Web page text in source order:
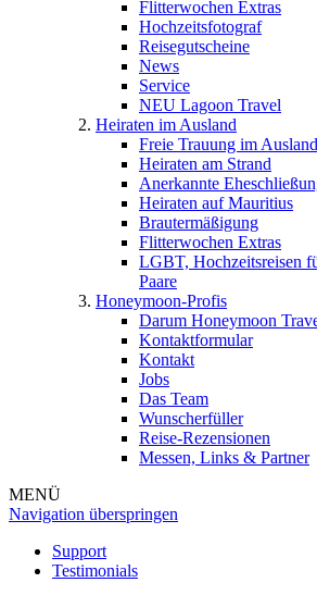
Flitterwochen Extras
Hochzeitsfotograf
Reisegutscheine
News
Service
NEU Lagoon Travel
Heiraten im Ausland
Freie Trauung im Ausland
Heiraten am Strand
Anerkannte
Heiraten auf Mauritius
Brautermäßigung
Flitterwochen Extras
LGBT, Hochzeitsreisen
Paare
Honeymoon-Profis
Darum Honeymoon
Kontaktformular
Kontakt
Jobs
Das Team
Wunscherfüller
Reise-Rezensionen
Messen, Links & Partner
MENÜ
Navigation überspringen
Support
Testimonials